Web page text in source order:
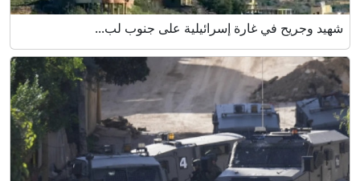
شهيد وجريح في غارة إسرائيلية على جنوب لب...